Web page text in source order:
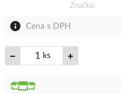
Značka
Cena s DPH
ks